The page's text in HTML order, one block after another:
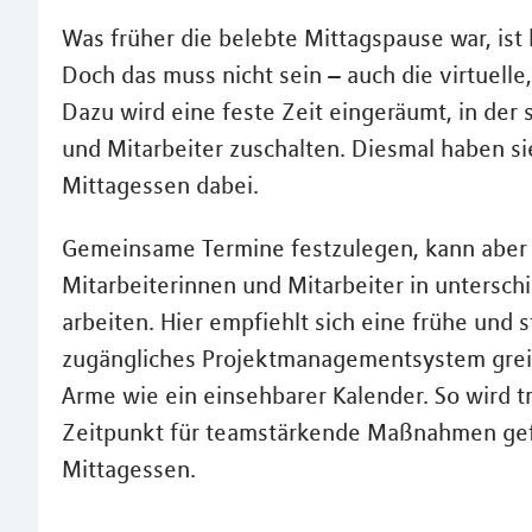
Was früher die belebte Mittagspause war,
Doch das muss nicht sein – auch die
Dazu wird eine feste Zeit eingeräumt, in
und Mitarbeiter zuschalten. Diesmal haben
Mittagessen dabei.
Gemeinsame Termine festzulegen, kann
Mitarbeiterinnen und Mitarbeiter in
arbeiten. Hier empfiehlt sich eine frühe und
zugängliches Projektmanagementsystem
Arme wie ein einsehbarer Kalender. So wird
Zeitpunkt für teamstärkende Maßnahmen
Mittagessen.